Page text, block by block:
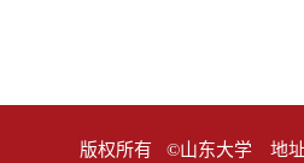
版权所有 ©山东大学 地